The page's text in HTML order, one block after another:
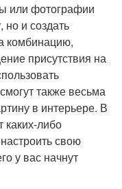
или фотографии
но и создать
комбинацию,
присутствия на
также весьма
в интерьере. В
каких-либо
свою
у вас начнут